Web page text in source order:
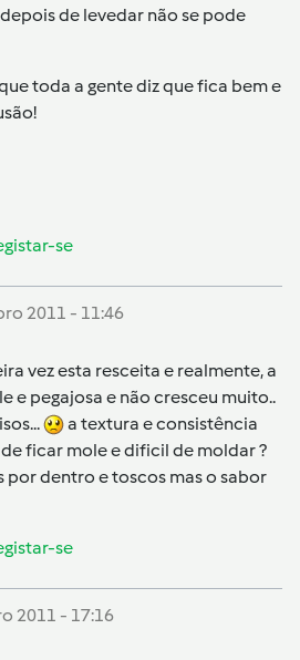
de levedar não se pode
toda a gente diz que fica bem e
se
2011 - 11:46
vez esta resceita e realmente, a
e pegajosa e não cresceu muito..
a textura e consistência
ficar mole e dificil de moldar ?
por dentro e toscos mas o sabor
se
2011 - 17:16